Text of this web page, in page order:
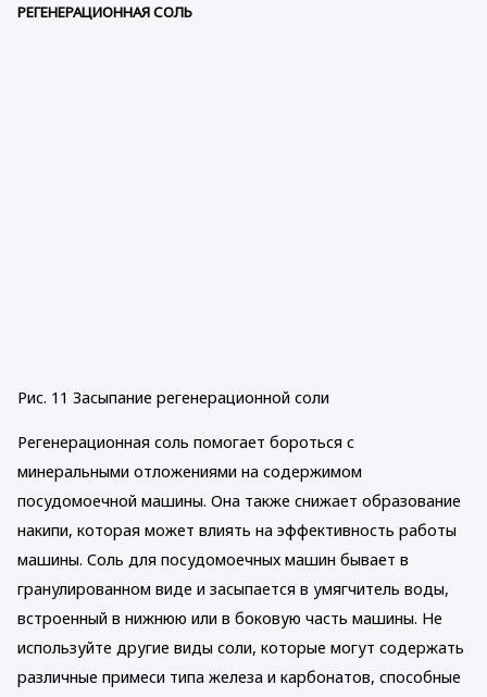
РЕГЕНЕРАЦИОННАЯ СОЛЬ
Рис. 11 Засыпание регенерационной соли
Регенерационная соль помогает бороться с
минеральными отложениями на содержимом
посудомоечной машины. Она также снижает образование
накипи, которая может влиять на эффективность работы
машины. Соль для посудомоечных машин бывает в
гранулированном виде и засыпается в умягчитель воды,
встроенный в нижнюю или в боковую часть машины. Не
используйте другие виды соли, которые могут содержать
различные примеси типа железа и карбонатов, способные